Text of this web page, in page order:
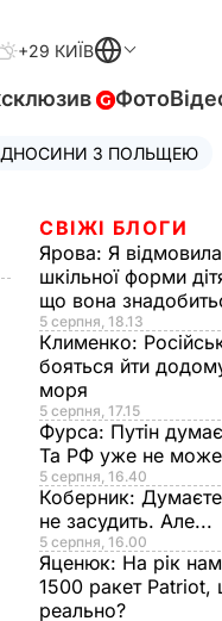
+29 КИЇВ
Фото
З ПОЛЬЩЕЮ
СВІЖІ БЛОГИ
Ярова: Я
шкільної форми
що вона
5 серпня, 18.13
Клименко:
бояться йти
моря
5 серпня, 17.15
Фурса: Путін
Та РФ уже не може
5 серпня, 16.40
Коберник: Думаєте
не засудить. Але...
5 серпня, 16.00
Яценюк: На рік
1500 ракет
реально?